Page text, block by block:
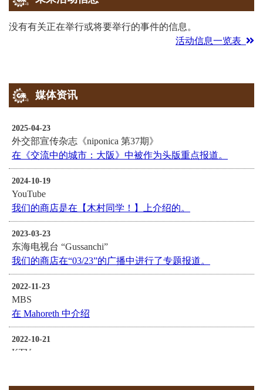
没有有关正在举行或将要举行的事件的信息。
活动信息一览表
媒体资讯
2025-04-23
外交部宣传杂志《niponica 第37期》
在《交流中的城市：大阪》中被作为头版重点报道。
2024-10-19
YouTube
我们的商店是在【木村同学！】上介绍的。
2023-03-23
东海电视台 “Gussanchi”
我们的商店在“03/23”的广播中进行了专题报道。
2022-11-23
MBS
在 Mahoreth 中介绍
2022-10-21
KTV